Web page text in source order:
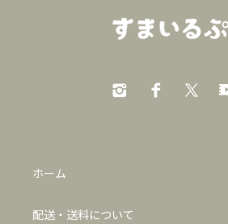
ホーム
配送・送料について